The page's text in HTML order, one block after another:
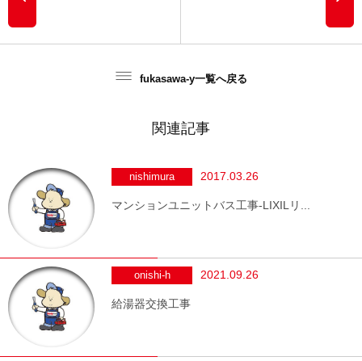
fukasawa-y一覧へ戻る
関連記事
nishimura 2017.03.26
マンションユニットバス工事-LIXILリ...
onishi-h 2021.09.26
給湯器交換工事